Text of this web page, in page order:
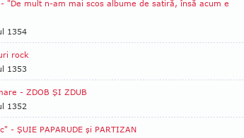
- "De mult n-am mai scos albume de satiră, însă acum e
1354
rock
1353
- ZDOB ŞI ZDUB
1352
- ŞUIE PAPARUDE şi PARTIZAN